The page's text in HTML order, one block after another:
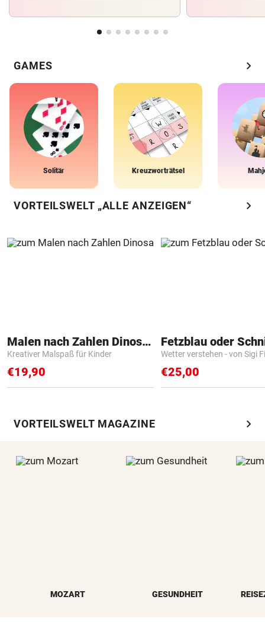
GAMES chevron_right
Solitär Kreuzworträtsel
VORTEILSWELT „ALLE ANZEIGEN“ chevron_right
Malen nach Zahlen Dinosaurier
Kreativer Malspaß für Kinder
€19,90
Fetzblau oder
Wetter verstehen - von Sigi
€25,00
VORTEILSWELT MAGAZINE chevron_right
MOZART GESUNDHEIT